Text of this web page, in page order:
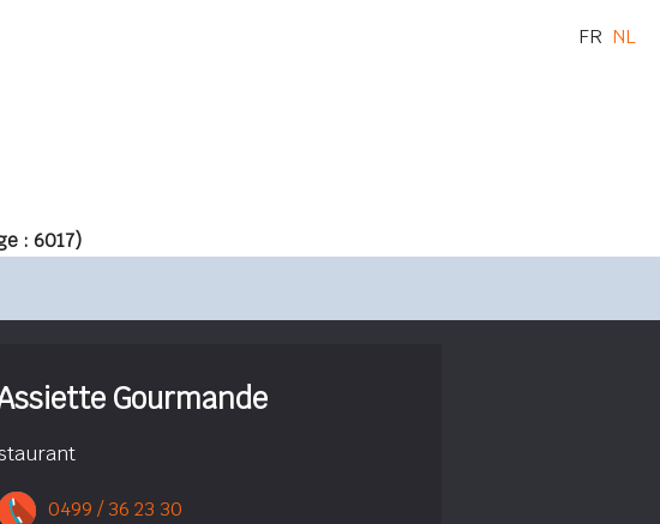
: 6017)
FR NL
Gourmande
0499 / 36 23 30